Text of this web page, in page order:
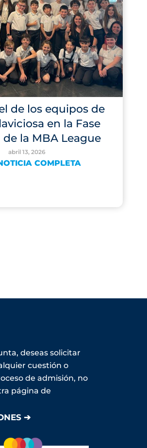
de los equipos de
en la Fase
de la MBA League
abril 13, 2026
COMPLETA
deseas solicitar
cuestión o
de admisión, no
página de
➔